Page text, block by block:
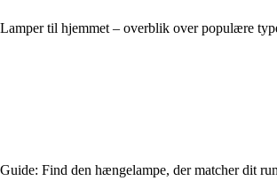
Lamper til hjemmet – overblik over populære
Guide: Find den hængelampe, der matcher dit